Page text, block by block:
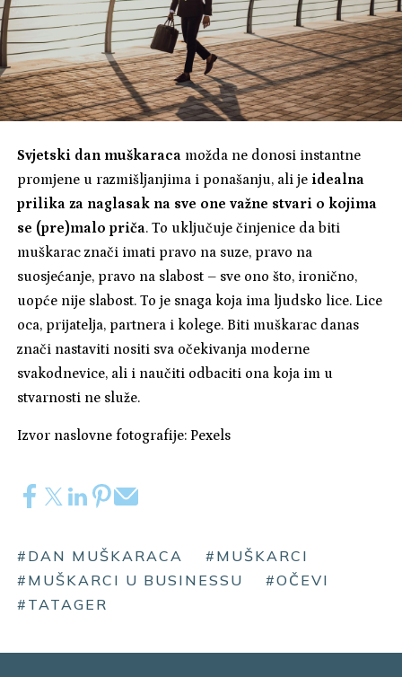
Svjetski dan muškaraca možda ne donosi instantne
promjene u razmišljanjima i ponašanju, ali je idealna
prilika za naglasak na sve one važne stvari o kojima
se (pre)malo priča. To uključuje činjenice da biti
muškarac znači imati pravo na suze, pravo na
suosjećanje, pravo na slabost – sve ono što, ironično,
uopće nije slabost. To je snaga koja ima ljudsko lice. Lice
oca, prijatelja, partnera i kolege. Biti muškarac danas
znači nastaviti nositi sva očekivanja moderne
svakodnevice, ali i naučiti odbaciti ona koja im u
stvarnosti ne služe.
Izvor naslovne fotografije: Pexels
#DAN MUŠKARACA
#MUŠKARCI
#MUŠKARCI U BUSINESSU
#OČEVI
#TATAGER